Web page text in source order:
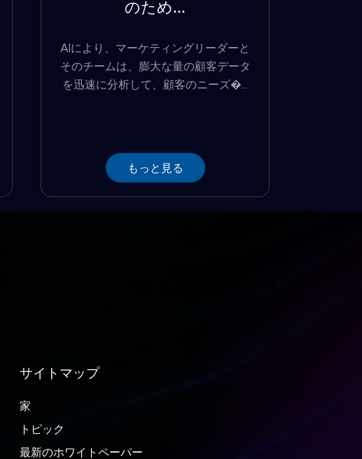
のため...
AIにより、マーケティングリーダーと
そのチームは、膨大な量の顧客データ
を迅速に分析して、顧客のニーズ�...
もっと見る
サイトマップ
家
トピック
最新のホワイトペーパー